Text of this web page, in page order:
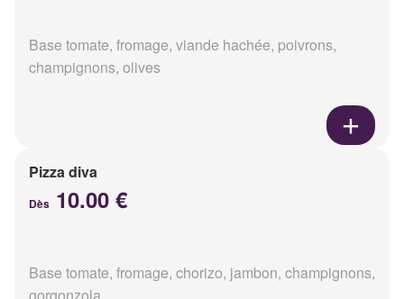
Base tomate, fromage, viande hachée, poivrons,
champignons, olives
Pizza diva
Dès 10.00 €
Base tomate, fromage, chorizo, jambon, champignons,
gorgonzola